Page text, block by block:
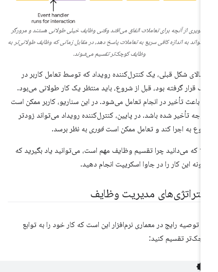
تصویری از آنچه برای تعاملات اتفاق می‌افتد وقتی وظایف خیلی طولانی هستند و مرورگر
به اندازه کافی سریع به تعاملات پاسخ دهد، در مقابل زمانی که وظایف طولانی‌تر به
وظایف کوچک‌تر تقسیم می‌شوند.
بالای شکل قبلی، یک کنترل‌کننده رویداد که توسط تعامل کاربر در
قرار گرفته بود، قبل از شروع، باید منتظر یک کار طولانی می‌بود.
باعث تأخیر در انجام تعامل می‌شود. در این سناریو، کاربر ممکن است
تأخیر شده باشد. در پایین، کنترل‌کننده رویداد می‌تواند زودتر
به اجرا کند و تعامل ممکن استفوریبه نظر برسد.
که می‌دانید چرا تقسیم وظایف مهم است، می‌توانید یاد بگیرید که
این کار را در جاوا اسکریپت انجام دهید.
مدیریت وظایف
توصیه رایج در معماری نرم‌افزار این است که کار خود را به توابع
تقسیم کنید: